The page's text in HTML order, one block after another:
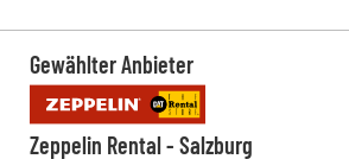
Gewählter Anbieter
Zeppelin Rental - Salzburg